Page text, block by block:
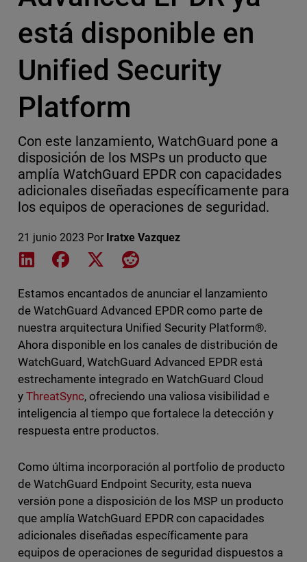
está disponible en
Unified Security
Platform
Con este lanzamiento, WatchGuard pone a
disposición de los MSPs un producto que
amplía WatchGuard EPDR con capacidades
adicionales diseñadas específicamente para
los equipos de operaciones de seguridad.
21 junio 2023 Por Iratxe Vazquez
Share on LinkedIn
Share on Facebook
Share on XShare on Reddit
Estamos encantados de anunciar el lanzamiento
de WatchGuard Advanced EPDR como parte de
nuestra arquitectura Unified Security Platform®.
Ahora disponible en los canales de distribución de
WatchGuard, WatchGuard Advanced EPDR está
estrechamente integrado en WatchGuard Cloud
y ThreatSync, ofreciendo una valiosa visibilidad e
inteligencia al tiempo que fortalece la detección y
respuesta entre productos.
Como última incorporación al portfolio de producto
de WatchGuard Endpoint Security, esta nueva
versión pone a disposición de los MSP un producto
que amplía WatchGuard EPDR con capacidades
adicionales diseñadas específicamente para
equipos de operaciones de seguridad dispuestos a